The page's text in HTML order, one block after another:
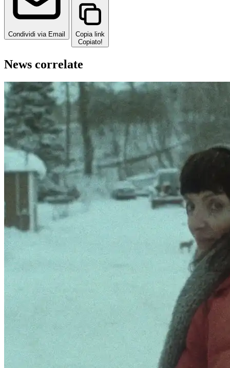
Condividi via Email
Copia link
Copiato!
News correlate